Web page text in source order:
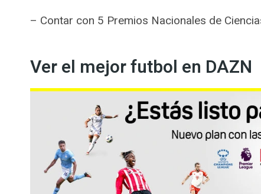
– Contar con 5 Premios Nacionales de
Ver el mejor futbol en DAZN